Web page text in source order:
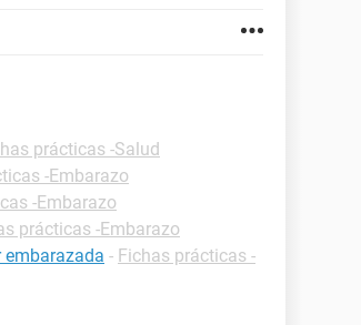
prácticas -Salud
-Embarazo
-Embarazo
prácticas -Embarazo
embarazada - Fichas prácticas -